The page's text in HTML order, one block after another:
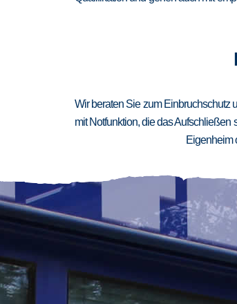
Wir beraten Sie zum Einbruchschutz
mit Notfunktion, die das
Eigenheim